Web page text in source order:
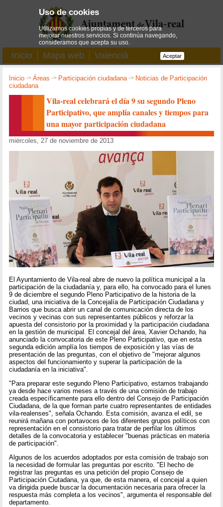
Inicio Mapa web Valencià
Inicio ->Áreas -> Participación ciudadana-> Noticias de Participación
ciudadana
Vila-real celebrará el día 9 su segundo Pleno
Participativo, que amplía canales y tiempos para
una mayor participación ciudadana
miércoles, 27 de noviembre de 2013
El Ayuntamiento de Vila-real abre de nuevo la política municipal a la
participación de la ciudadanía y, para ello, ha convocado para el lunes
9 de diciembre el segundo Pleno Participativo de la historia de la
ciudad, una iniciativa de la Concejalía de Participación Ciudadana y
Barrios que busca abrir un canal de comunicación directa de los
vecinos y vecinas con sus representantes públicos y reforzar la
apuesta del consistorio por la proximidad y la participación ciudadana
en la gestión de municipal. El concejal del área, Xavier Ochando, ha
anunciado la convocatoria de este Pleno Participativo, que en esta
segunda edición amplía los tiempos de exposición y las vías de
presentación de las preguntas, con el objetivo de "mejorar algunos
aspectos del funcionamiento y superar la participación de la
ciudadanía en la iniciativa".
"Para preparar este segundo Pleno Participativo, estamos trabajando
ya desde hace varios meses a través de una comisión de trabajo
creada específicamente para ello dentro del Consejo de Participación
Ciudadana, de la que forman parte cuatro representantes de entidades
vila-realenses", señala Ochando. Esta comisión, avanza el edil, se
reunirá mañana con portavoces de los diferentes grupos políticos con
representación en el consistorio para tratar de perfilar los últimos
detalles de la convocatoria y establecer "buenas prácticas en materia
de participación".
Algunos de los acuerdos adoptados por esta comisión de trabajo son
la necesidad de formular las preguntas por escrito. "El hecho de
registrar las preguntas es una petición del propio Consejo de
Participación Ciutadana, ya que, de esta manera, el concejal a quien
va dirigida puede buscar la documentación necesaria para ofrecer la
respuesta más completa a los vecinos", argumenta el responsable del
departamento.
Uso de cookies
Utilizamos cookies propias y de terceros para
mejorar nuestros servicios. Si continúa navegando,
consideramos que acepta su uso.
Aceptar